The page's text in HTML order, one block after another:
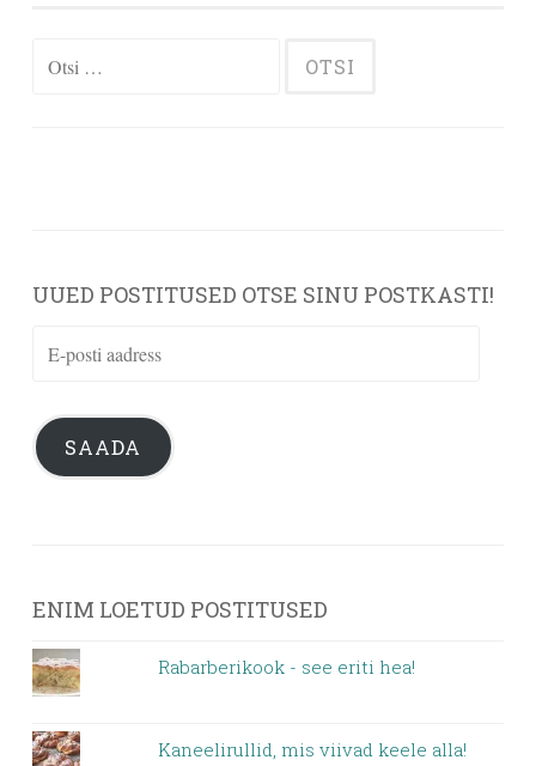
UUED POSTITUSED OTSE SINU POSTKASTI!
aadress
SAADA
ENIM LOETUD POSTITUSED
Rabarberikook - see eriti hea!
Kaneelirullid, mis viivad keele alla!